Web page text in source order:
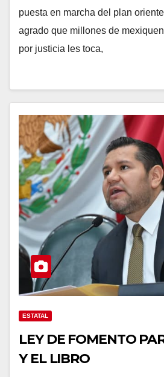
puesta en marcha del plan
agrado que millones de
por justicia les toca,
ESTATAL
LEY DE FOMENTO
Y EL LIBRO